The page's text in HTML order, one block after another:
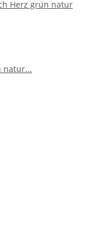
Herz grün natur